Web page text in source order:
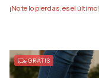
¡No te lo pierdas, es el último!
GRATIS